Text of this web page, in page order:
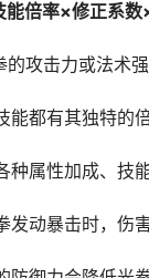
倍率×修正系
的攻击力或法术
能都有其独特的
种属性加成、技
发动暴击时，伤